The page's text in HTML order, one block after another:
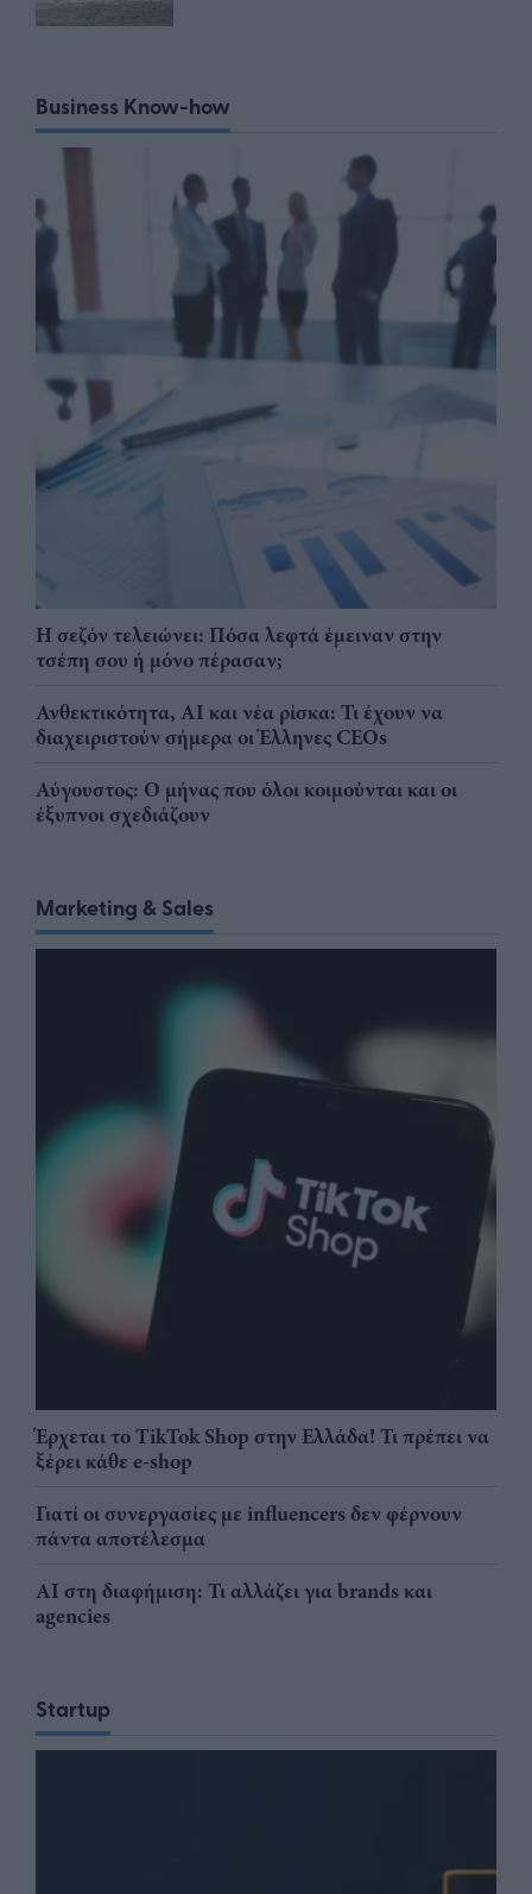
Business Know-how
Η σεζόν τελειώνει: Πόσα λεφτά έμειναν στην
τσέπη σου ή μόνο πέρασαν;
Ανθεκτικότητα, AI και νέα ρίσκα: Τι έχουν να
διαχειριστούν σήμερα οι Έλληνες CEOs
Αύγουστος: Ο μήνας που όλοι κοιμούνται και οι
έξυπνοι σχεδιάζουν
Marketing & Sales
Έρχεται το TikTok Shop στην Ελλάδα! Τι πρέπει να
ξέρει κάθε e-shop
Γιατί οι συνεργασίες με influencers δεν φέρνουν
πάντα αποτέλεσμα
AI στη διαφήμιση: Τι αλλάζει για brands και
agencies
Startup